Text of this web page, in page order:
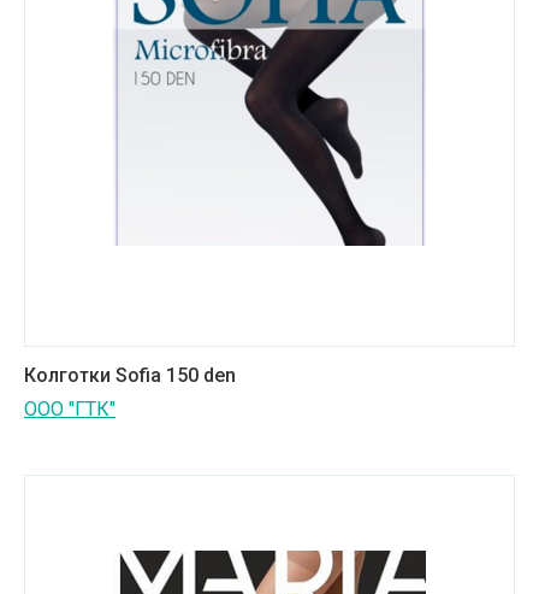
Колготки Sofia 150 den
ООО "ГТК"